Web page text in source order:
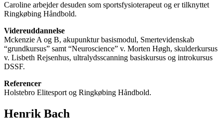
Caroline arbejder desuden som sportsfysioterapeut og er tilknyttet
Ringkøbing Håndbold.
Videreuddannelse
Mckenzie A og B, akupunktur basismodul, Smertevidenskab
“grundkursus” samt “Neuroscience” v. Morten Høgh, skulderkursus
v. Lisbeth Rejsenhus, ultralydsscanning basiskursus og introkursus
DSSF.
Referencer
Holstebro Elitesport og Ringkøbing Håndbold.
Henrik Bach